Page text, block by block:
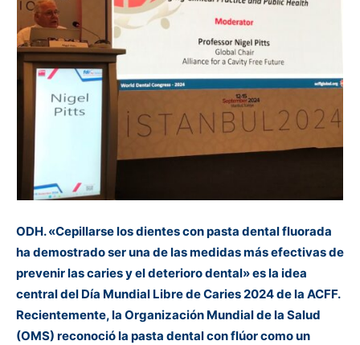
ODH. «Cepillarse los dientes con pasta dental fluorada
ha demostrado ser una de las medidas más efectivas de
prevenir las caries y el deterioro dental» es la idea
central del Día Mundial Libre de Caries 2024 de la ACFF.
Recientemente, la Organización Mundial de la Salud
(OMS) reconoció la pasta dental con flúor como un